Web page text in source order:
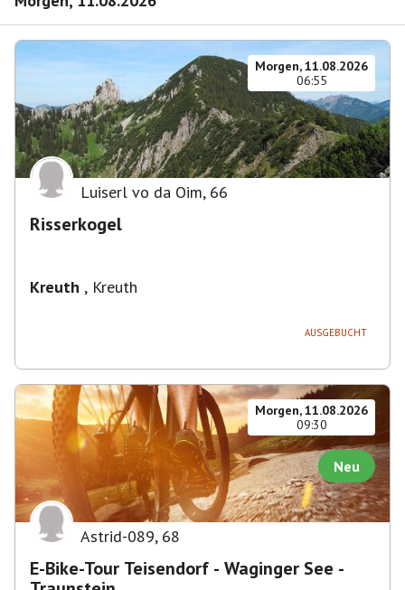
Morgen, 11.08.2026
06:55
Luiserl vo da Oim, 66
Risserkogel
Kreuth , Kreuth
AUSGEBUCHT
Morgen, 11.08.2026
09:30
Neu
Astrid-089, 68
E-Bike-Tour Teisendorf - Waginger See -